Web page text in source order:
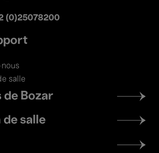
(0)25078200
salle
de Bozar
de salle